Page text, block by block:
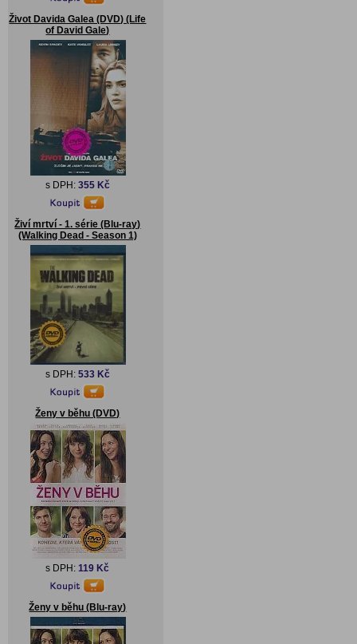
Život Davida Galea (DVD) (Life
of David Gale)
s DPH: 355 Kč
Živí mrtví - 1. série (Blu-ray)
(Walking Dead - Season 1)
s DPH: 533 Kč
Ženy v běhu (DVD)
s DPH:119 Kč
Ženy v běhu (Blu-ray)